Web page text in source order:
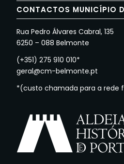
CONTACTOS MUNICÍPIO
Rua Pedro Álvares Cabral, 135
6250 – 088 Belmonte
(+351) 275 910 010*
geral@cm-belmonte.pt
*(custo chamada para a rede